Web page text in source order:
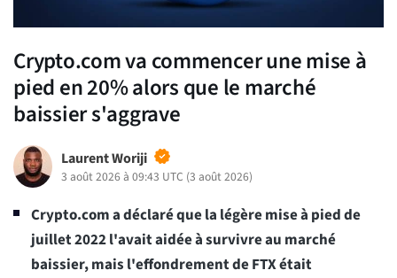
Crypto.com va commencer une mise à
pied en 20% alors que le marché
baissier s'aggrave
Laurent Woriji
3 août 2026 à 09:43 UTC (3 août 2026)
Crypto.com a déclaré que la légère mise à pied de
juillet 2022 l'avait aidée à survivre au marché
baissier, mais l'effondrement de FTX était